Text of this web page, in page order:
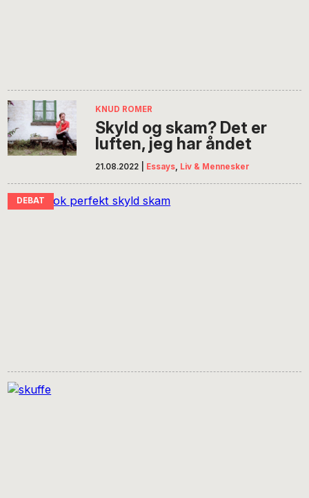
KNUD ROMER
Skyld og skam? Det er
luften, jeg har åndet
21.08.2022 Essays, Liv & Mennesker